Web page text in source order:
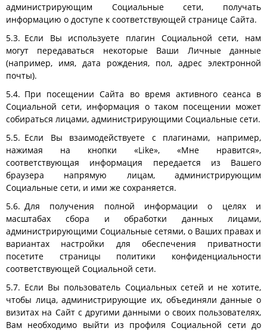
администрирующим Социальные сети, получать
информацию о доступе к соответствующей странице Сайта.
Если Вы используете плагин Социальной сети, нам
могут передаваться некоторые Ваши Личные данные
(например, имя, дата рождения, пол, адрес электронной
почты).
При посещении Сайта во время активного сеанса в
Социальной сети, информация о таком посещении может
собираться лицами, администрирующими Социальные сети.
Если Вы взаимодействуете с плагинами, например,
нажимая на кнопки «Like», «Мне нравится»,
соответствующая информация передается из Вашего
браузера напрямую лицам, администрирующим
Социальные сети, и ими же сохраняется.
Для получения полной информации о целях и
масштабах сбора и обработки данных лицами,
администрирующими Социальные сетями, о Ваших правах и
вариантах настройки для обеспечения приватности
посетите страницы политики конфиденциальности
соответствующей Социальной сети.
Если Вы пользователь Социальных сетей и не хотите,
чтобы лица, администрирующие их, объединяли данные о
визитах на Сайт с другими данными о своих пользователях,
Вам необходимо выйти из профиля Социальной сети до